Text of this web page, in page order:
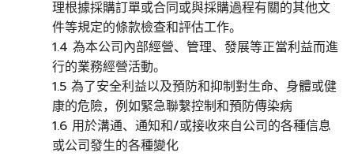
理根據採購訂單或合同或與採購過程有關的其他文
件等規定的條款檢查和評估工作。
1.4 為本公司內部經營、管理、發展等正當利益而進
行的業務經營活動。
1.5 為了安全利益以及預防和抑制對生命、身體或健
康的危險，例如緊急聯繫控制和預防傳染病
1.6 用於溝通、通知和/或接收來自公司的各種信息
或公司發生的各種變化